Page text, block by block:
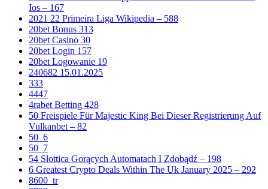
Ios – 167
2021 22 Primeira Liga Wikipedia – 588
20bet Bonus 313
20bet Casino 30
20bet Login 157
20bet Logowanie 19
240682 15.01.2025
333
4447
4rabet Betting 428
50 Freispiele Für Majestic King Bei Dieser Registrierung Auf
Vulkanbet – 82
50_6
50_7
54 Slottica Gorących Automatach I Zdobądź – 198
6 Greatest Crypto Deals Within The Uk January 2025 – 292
8600_tr